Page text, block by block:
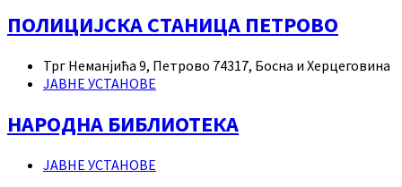
ПОЛИЦИЈСКА СТАНИЦА ПЕТРОВО
Трг Неманјића 9, Петрово 74317, Босна и Херцеговина
ЈАВНЕ УСТАНОВЕ
НАРОДНА БИБЛИОТЕКА
ЈАВНЕ УСТАНОВЕ